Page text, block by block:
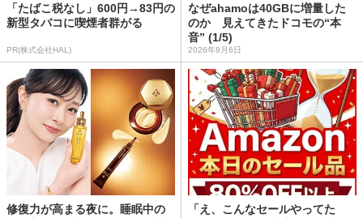
「たばこ税なし」600円→83円の
新型タバコに喫煙者群がる
PR(株式会社HAL)
なぜahamoは40GBに増量した
のか 見えてきたドコモの“本
音” (1/5)
2026年8月6日
修復力が高まる夜に。睡眠中の
「え、こんなセールやってた